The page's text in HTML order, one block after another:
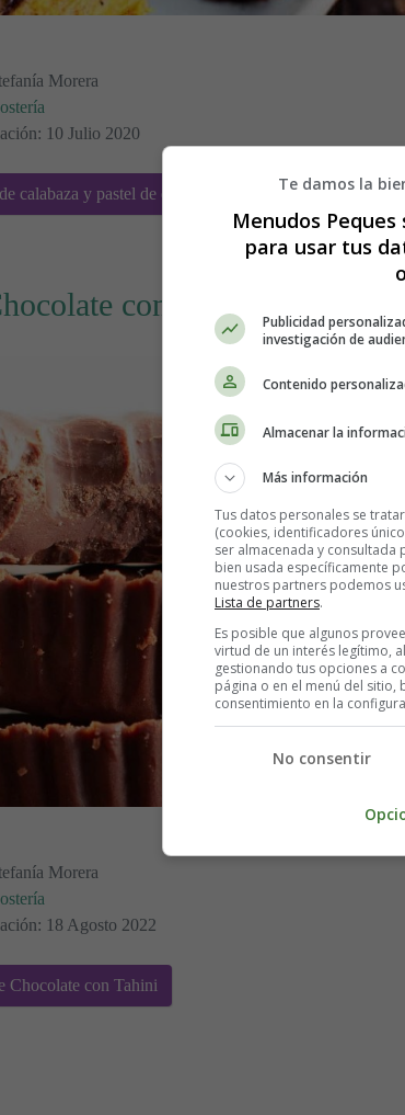
Morera
10 Julio 2020
calabaza y pastel de queso (con opción Keto)
con Tahini
Morera
18 Agosto 2022
Chocolate con Tahini
Te damos la
Menudos
para usar tus
Publicidad
investigación de
Contenido
Almacenar la
Más información
Tus datos personales se
(cookies, identificadores
ser almacenada y
bien usada específicamente
nuestros partners podemos
Lista de partners.
Es posible que algunos
virtud de un interés legítimo,
gestionando tus opciones a
página o en el menú del sitio,
consentimiento en la
No consentir